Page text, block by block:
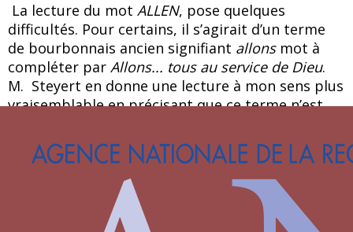
La lecture du mot ALLEN, pose quelques
difficultés. Pour certains, il s’agirait d’un terme
de bourbonnais ancien signifiant allonsmot à
compléter par Allons... tous au service de Dieu.
M. Steyert en donne une lecture à mon sens plus
vraisemblable en précisant que ce terme n’est
tous[12]. Ce sens correspondrait assez avec la
finalité de l’ordre, réunir les barons du
Bourbonnais au service de leur duc. L’influence
de l’Angleterre sur les devises de Louis II semble
encore ici évidente.